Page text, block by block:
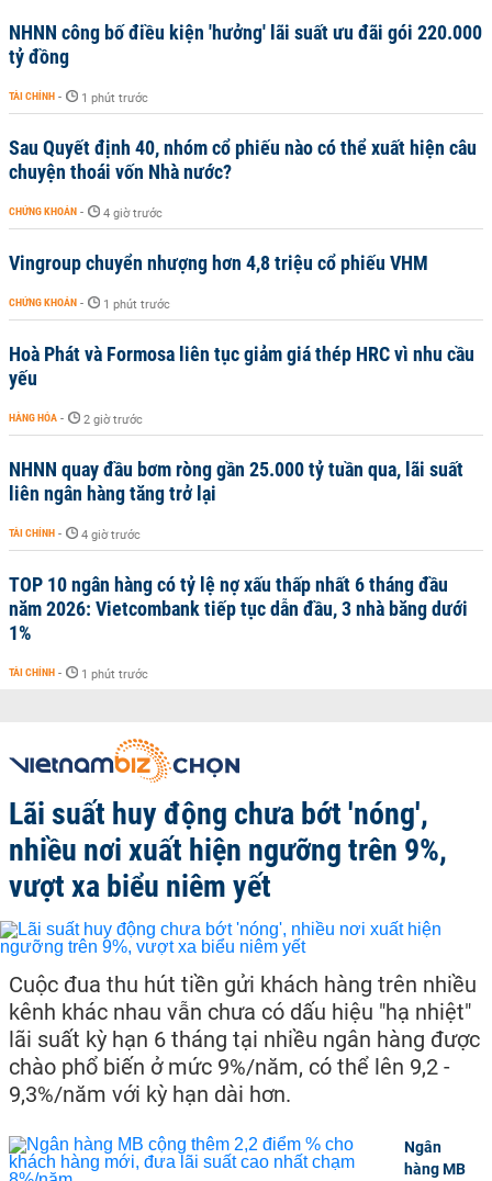
NHNN công bố điều kiện 'hưởng' lãi suất ưu đãi gói 220.000
tỷ đồng
TÀI CHÍNH - 1 phút trước
Sau Quyết định 40, nhóm cổ phiếu nào có thể xuất hiện câu
chuyện thoái vốn Nhà nước?
CHỨNG KHOÁN - 4 giờ trước
Vingroup chuyển nhượng hơn 4,8 triệu cổ phiếu VHM
CHỨNG KHOÁN - 1 phút trước
Hoà Phát và Formosa liên tục giảm giá thép HRC vì nhu cầu
yếu
HÀNG HÓA - 2 giờ trước
NHNN quay đầu bơm ròng gần 25.000 tỷ tuần qua, lãi suất
liên ngân hàng tăng trở lại
TÀI CHÍNH - 4 giờ trước
TOP 10 ngân hàng có tỷ lệ nợ xấu thấp nhất 6 tháng đầu
năm 2026: Vietcombank tiếp tục dẫn đầu, 3 nhà băng dưới
1%
TÀI CHÍNH - 1 phút trước
Lãi suất huy động chưa bớt 'nóng',
nhiều nơi xuất hiện ngưỡng trên 9%,
vượt xa biểu niêm yết
Cuộc đua thu hút tiền gửi khách hàng trên nhiều
kênh khác nhau vẫn chưa có dấu hiệu "hạ nhiệt"
lãi suất kỳ hạn 6 tháng tại nhiều ngân hàng được
chào phổ biến ở mức 9%/năm, có thể lên 9,2 -
9,3%/năm với kỳ hạn dài hơn.
Ngân
hàng MB